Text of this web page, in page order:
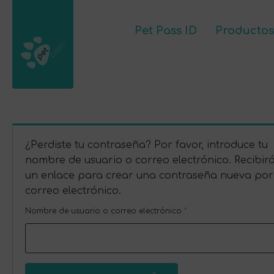
Pet Pass ID Productos
Pet Pass ID
¿Perdiste tu contraseña? Por favor, introduce tu
nombre de usuario o correo electrónico.
un enlace para crear una contraseña nueva por
correo electrónico.
Nombre de usuario o correo electrónico *